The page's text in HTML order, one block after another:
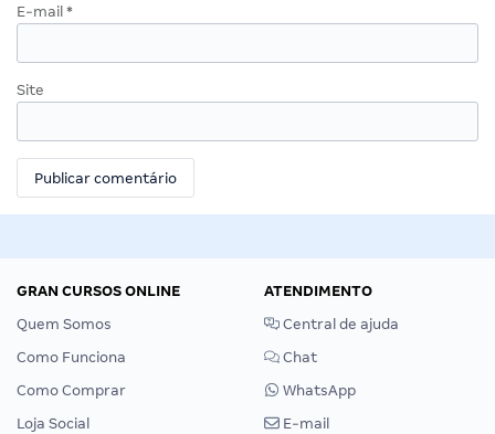
E-mail *
Site
GRAN CURSOS ONLINE
Quem Somos
Como Funciona
Como Comprar
Loja Social
ATENDIMENTO
Central de ajuda
Chat
WhatsApp
E-mail